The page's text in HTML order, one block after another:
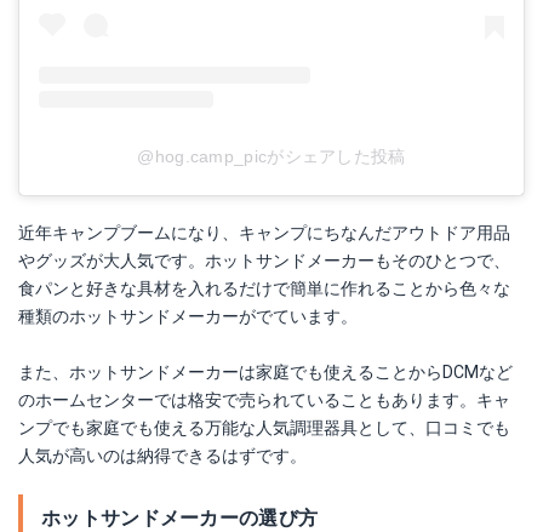
@hog.camp_picがシェアした投稿
近年キャンプブームになり、キャンプにちなんだアウトドア用品
やグッズが大人気です。ホットサンドメーカーもそのひとつで、
食パンと好きな具材を入れるだけで簡単に作れることから色々な
種類のホットサンドメーカーがでています。
また、ホットサンドメーカーは家庭でも使えることからDCMなど
のホームセンターでは格安で売られていることもあります。キャ
ンプでも家庭でも使える万能な人気調理器具として、口コミでも
人気が高いのは納得できるはずです。
ホットサンドメーカーの選び方